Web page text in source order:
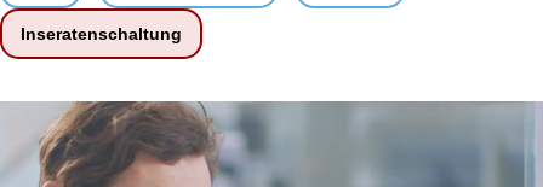
Inseratenschaltung